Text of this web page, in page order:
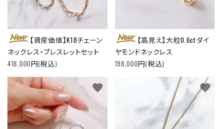
【資産価値】K18チェーン
ネックレス・ブレスレットセット
418,000円(税込)
【高見え】大粒0.6ctダイ
ヤモンドネックレス
198,000円(税込)
favorite favorite